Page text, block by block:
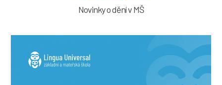
Novinky o dění v MŠ